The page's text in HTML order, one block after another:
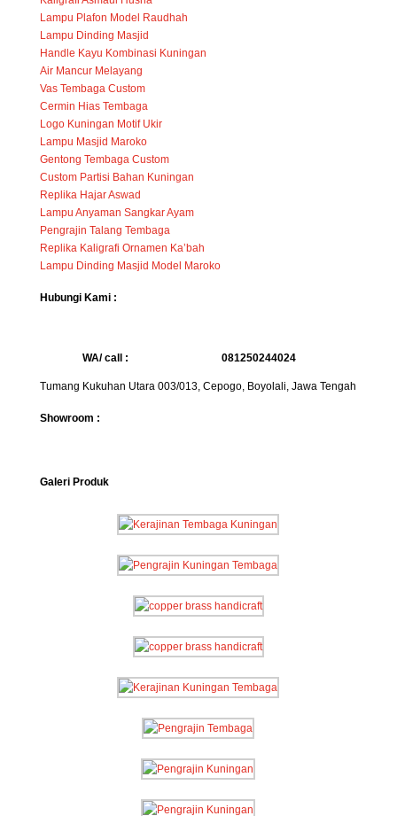
Lampu Plafon Model Raudhah
Lampu Dinding Masjid
Handle Kayu Kombinasi Kuningan
Air Mancur Melayang
Vas Tembaga Custom
Cermin Hias Tembaga
Logo Kuningan Motif Ukir
Lampu Masjid Maroko
Gentong Tembaga Custom
Custom Partisi Bahan Kuningan
Replika Hajar Aswad
Lampu Anyaman Sangkar Ayam
Pengrajin Talang Tembaga
Replika Kaligrafi Ornamen Ka’bah
Lampu Dinding Masjid Model Maroko
Hubungi Kami :
WA/ call : 081250244024
Tumang Kukuhan Utara 003/013, Cepogo, Boyolali, Jawa Tengah
Showroom :
Galeri Produk